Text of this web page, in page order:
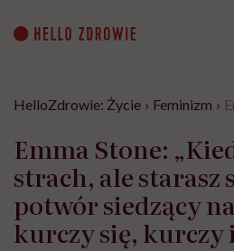
content
HelloZdrowie: Życie › Feminizm ›
Emma Stone:
strach, ale starasz
potwór siedzący
kurczy się, kurczy